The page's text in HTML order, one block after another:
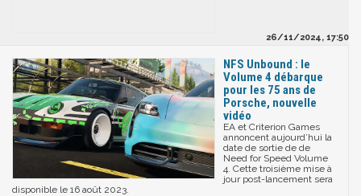
26/11/2024, 17:50
NFS Unbound : le
Volume 4 débarque
pour les 75 ans de
Porsche, nouvelle
vidéo
EA et Criterion Games
annoncent aujourd’hui la
date de sortie de de
Need for Speed Volume
4. Cette troisième mise à
jour post-lancement sera
disponible le 16 août 2023.